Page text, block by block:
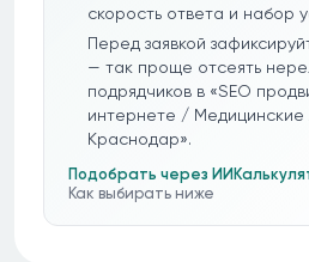
скорость ответа и набор
Перед заявкой
— так проще отсеять
подрядчиков в «SEO
интернете /
Краснодар».
Подобрать через ИИ
Как выбирать ниже